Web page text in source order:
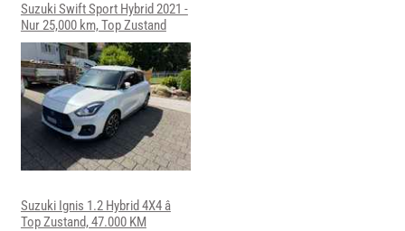
Suzuki Swift Sport Hybrid 2021 -
Nur 25,000 km, Top Zustand
Suzuki Ignis 1.2 Hybrid 4X4 â
Top Zustand, 47.000 KM